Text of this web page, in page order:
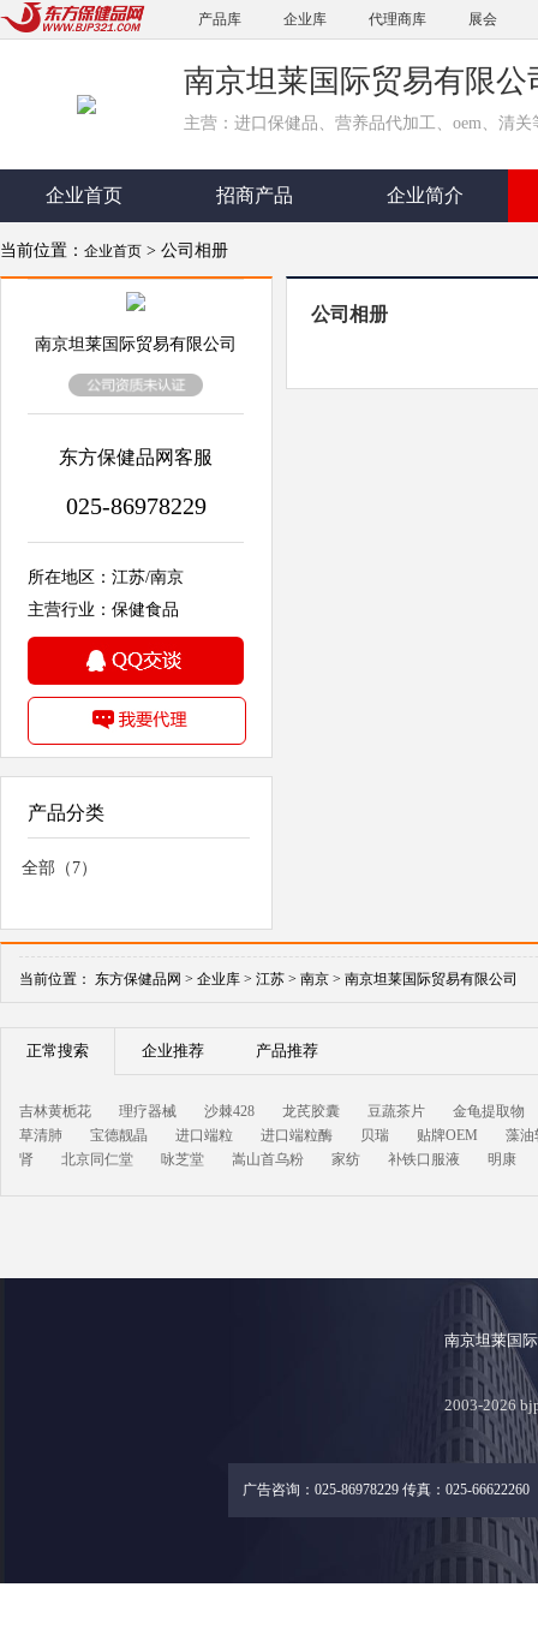
产品库 企业库 代理商库 展会
南京坦莱国际贸易有限公
主营：进口保健品、营养品代加工、oem、清关
企业首页 招商产品 企业简介
当前位置： 企业首页 > 公司相册
南京坦莱国际贸易有限公司
东方保健品网客服
025-86978229
所在地区：江苏/南京
主营行业：保健食品
产品分类
全部（7）
公司相册
当前位置： 东方保健品网 > 企业库 > 江苏 > 南京 > 南京坦莱国际贸易有限公司
正常搜索 企业推荐 产品推荐
吉林黄栀花 理疗器械 沙棘428 龙芪胶囊 豆蔬茶片
金龟提取物
草清肺
宝德靓晶 进口端粒 进口端粒酶 贝瑞 贴牌OEM
藻油
肾
北京同仁堂 咏芝堂 嵩山首乌粉 家纺 补铁口服液 明康
南京坦莱国
2003-2026
广告咨询：025-86978229 传真：025-66622260